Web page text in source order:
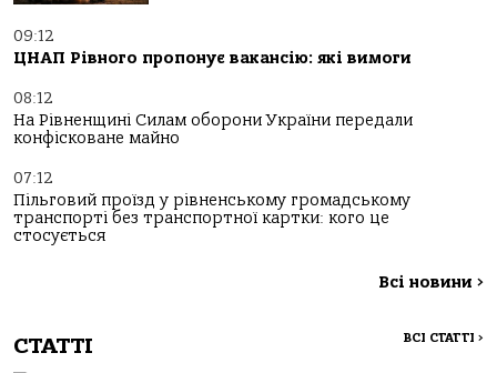
09:12
ЦНАП Рівного пропонує вакансію: які вимоги
08:12
На Рівненщині Силам оборони України передали
конфісковане майно
07:12
Пільговий проїзд у рівненському громадському
транспорті без транспортної картки: кого це
стосується
Всі новини >
СТАТТІ ВСІ СТАТТІ >